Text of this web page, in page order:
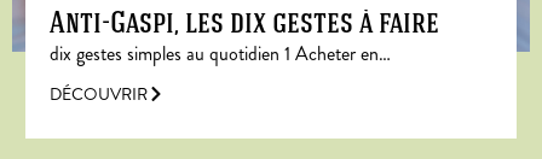
Anti-Gaspi, les dix gestes à faire
dix gestes simples au quotidien 1 Acheter en…
DÉCOUVRIR